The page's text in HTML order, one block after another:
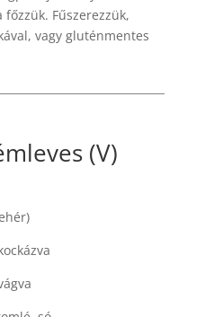
Fűszerezzük,
vagy gluténmentes
(V)